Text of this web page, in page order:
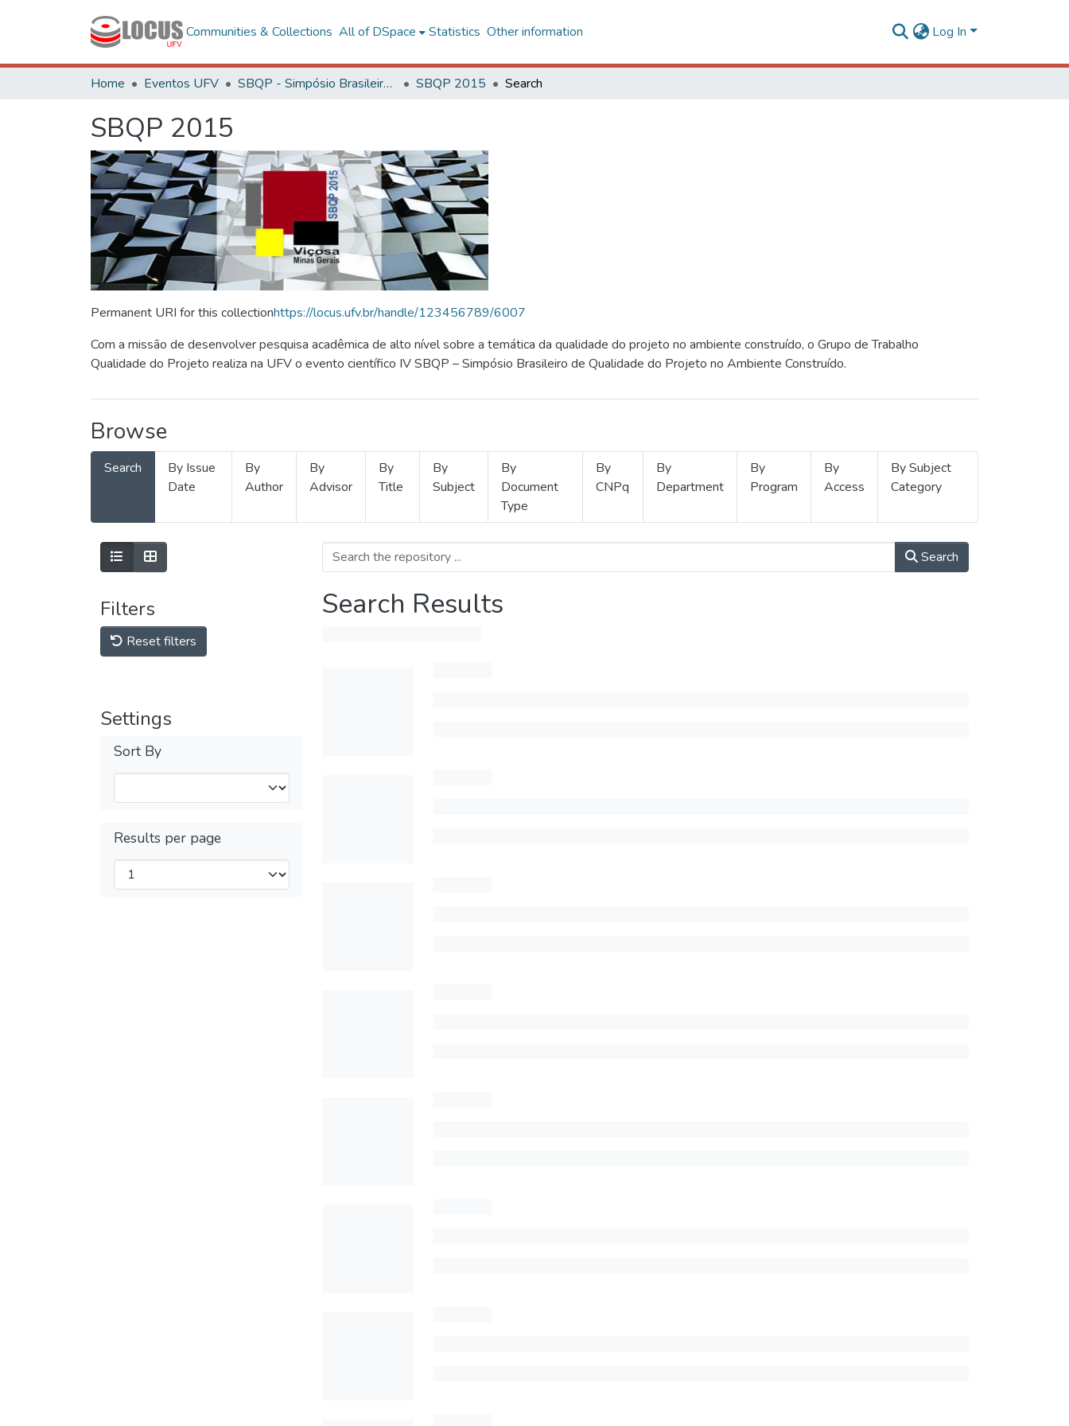
Communities & Collections All of DSpace Statistics Other information Log In
Home Eventos UFV SBQP - Simpósio Brasileiro de Qualidade do Projeto no Ambiente Construído SBQP 2015 Search
SBQP 2015
Permanent URI for this collectionhttps://locus.ufv.br/handle/123456789/6007
Com a missão de desenvolver pesquisa acadêmica de alto nível sobre a temática da qualidade do projeto no ambiente construído, o Grupo de Trabalho
Qualidade do Projeto realiza na UFV o evento científico IV SBQP – Simpósio Brasileiro de Qualidade do Projeto no Ambiente Construído.
Browse
Search
By Issue
Date
By
Author
By
Advisor
By
Title
By
Subject
By
Document
Type
By
CNPq
By
Department
By
Program
By
Access
By Subject
Category
Filters
Reset filters
Settings
Sort By
Results per page
Search
Search Results